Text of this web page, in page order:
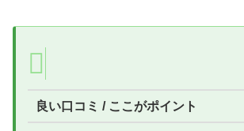
良い口コミ / ここがポイント